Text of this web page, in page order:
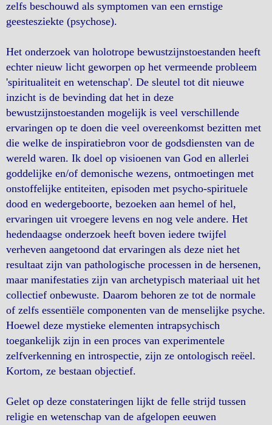
zelfs beschouwd als symptomen van een ernstige
geestesziekte (psychose).
Het onderzoek van holotrope bewustzijnstoestanden heeft
echter nieuw licht geworpen op het vermeende probleem
'spiritualiteit en wetenschap'. De sleutel tot dit nieuwe
inzicht is de bevinding dat het in deze
bewustzijnstoestanden mogelijk is veel verschillende
ervaringen op te doen die veel overeenkomst bezitten met
die welke de inspiratiebron voor de godsdiensten van de
wereld waren. Ik doel op visioenen van God en allerlei
goddelijke en/of demonische wezens, ontmoetingen met
onstoffelijke entiteiten, episoden met psycho-spirituele
dood en wedergeboorte, bezoeken aan hemel of hel,
ervaringen uit vroegere levens en nog vele andere. Het
hedendaagse onderzoek heeft boven iedere twijfel
verheven aangetoond dat ervaringen als deze niet het
resultaat zijn van pathologische processen in de hersenen,
maar manifestaties zijn van archetypisch materiaal uit het
collectief onbewuste. Daarom behoren ze tot de normale
of zelfs essentiële componenten van de menselijke psyche.
Hoewel deze mystieke elementen intrapsychisch
toegankelijk zijn in een proces van experimentele
zelfverkenning en introspectie, zijn ze ontologisch reëel.
Kortom, ze bestaan objectief.
Gelet op deze constateringen lijkt de felle strijd tussen
religie en wetenschap van de afgelopen eeuwen